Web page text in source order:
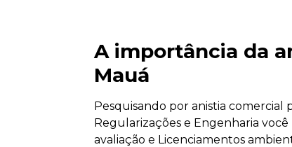
A importância da
Mauá
Pesquisando por anistia comercial
Regularizações e Engenharia
avaliação e Licenciamentos